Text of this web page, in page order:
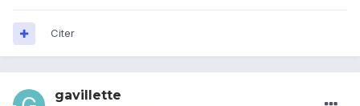
Citer
gavillette